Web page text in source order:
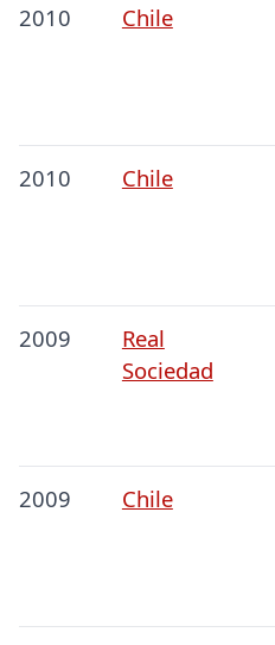
2010 Chile
2010 Chile
2009
Real
Sociedad
2009 Chile